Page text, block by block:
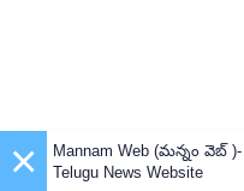
×
Mannam Web (మన్నం వెబ్ )-
Telugu News Website